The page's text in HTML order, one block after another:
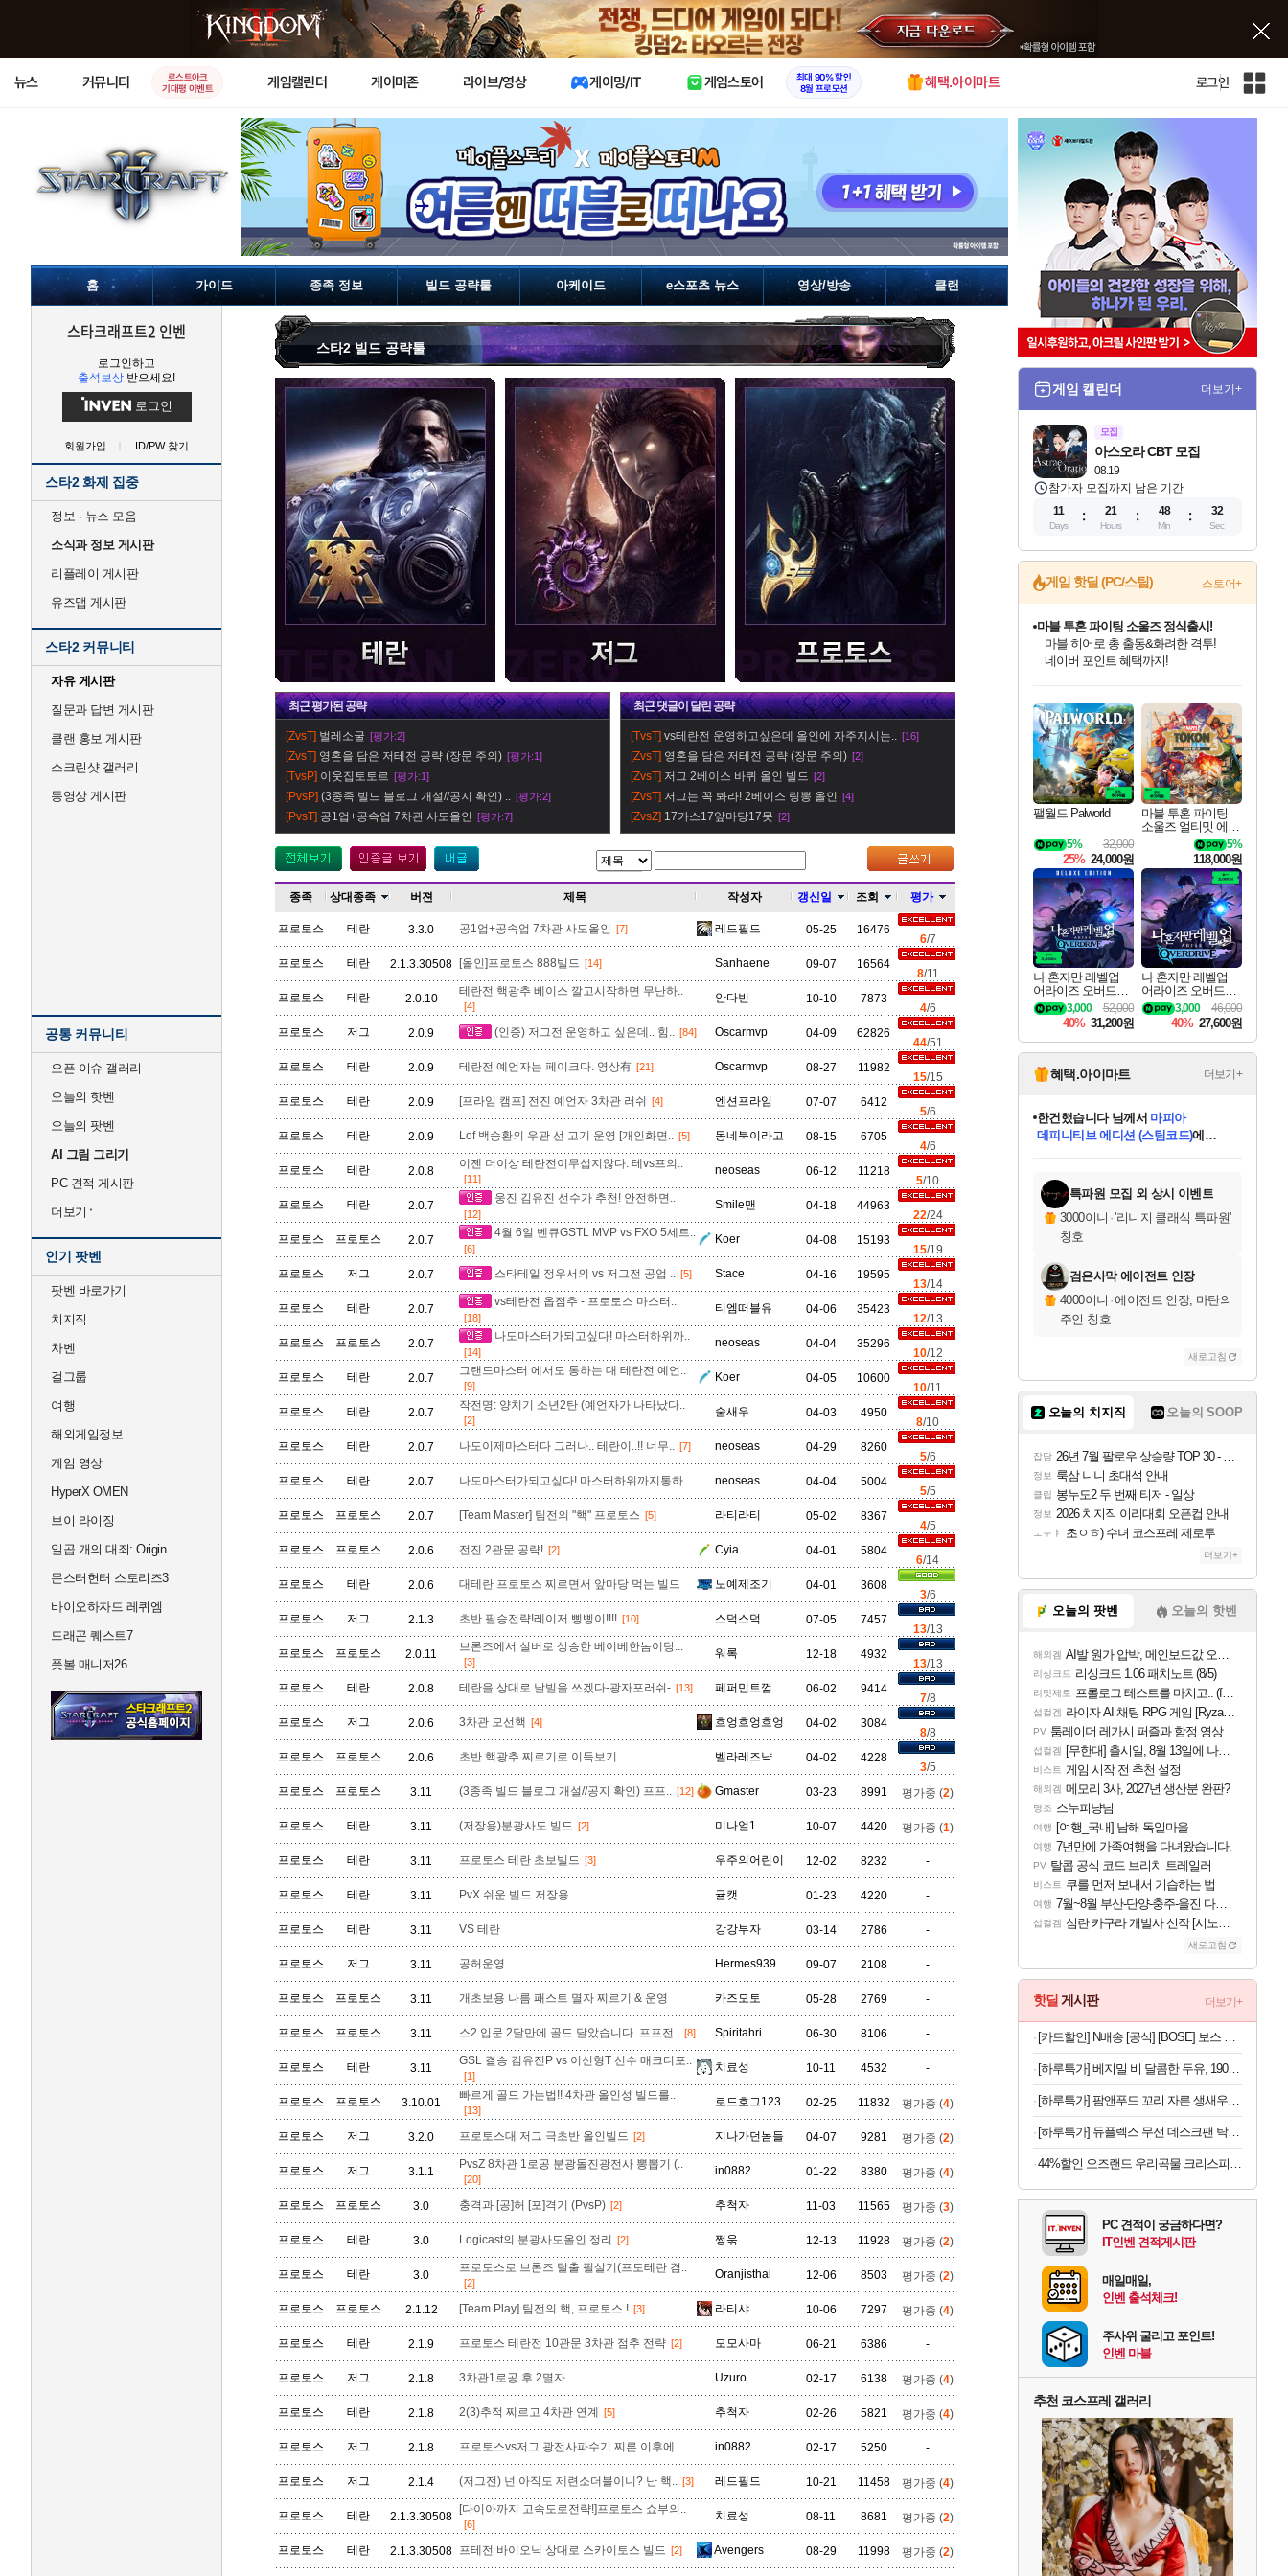
X
뉴스 커뮤니티
로스트아크
기대평 이벤트
게임캘린더 게이머존 라이브/영상 게이밍/IT 게임스토어
최대 90% 할인
8월 프로모션
혜택.아이마트 로그인
인
홈 가이드 종족 정보 빌드 공략툴 아케이드 e스포츠 뉴스 영상/방송 클랜
스타크래프트2 인벤
로그인하고
출석보상 받으세요!
로그인
회원가입 ID/PW 찾기
스타2 화제 집중
정보 · 뉴스 모음
소식과 정보 게시판
리플레이 게시판
유즈맵 게시판
스타2 커뮤니티
자유 게시판
질문과 답변 게시판
클랜 홍보 게시판
스크린샷 갤러리
동영상 게시판
공통 커뮤니티
오픈 이슈 갤러리
오늘의 핫벤
오늘의 팟벤
AI 그림 그리기
PC 견적 게시판
더보기
인기 팟벤
팟벤 바로가기
치지직
차벤
걸그룹
여행
해외게임정보
게임 영상
HyperX OMEN
브이 라이징
일곱 개의 대죄: Origin
몬스터헌터 스토리즈3
바이오하자드 레퀴엠
드래곤 퀘스트7
풋볼 매니저26
스타2 빌드 공략툴
최근평가된 공략
[ZvsT] 벌레소굴 [평가:2]
[ZvsT] 영혼을 담은 저테전 공략 (장문 주의) [평가:1]
[TvsP] 이웃집토토르 [평가:1]
[PvsP] (3종족 빌드 블로그 개설//공지 확인) .. [평가:2]
[PvsT] 공1업+공속업 7차관 사도올인 [평가:7]
최근댓글이 달린공략
[TvsT] vs테란전 운영하고싶은데 올인에 자주지시는.. [16]
[ZvsT] 영혼을 담은 저테전 공략 (장문 주의) [2]
[ZvsT] 저그 2베이스 바퀴 올인 빌드 [2]
[ZvsT] 저그는 꼭 봐라! 2베이스 링뽕 올인 [4]
[ZvsZ] 17가스17앞마당17못 [2]
종족 상대종족 버젼 제목 작성자 갱신일 조회 평가
프로토스 테란 3.3.0 공1업+공속업 7차관 사도올인 [7] 레드필드 05-25 16476
6/7
프로토스
테란 2.1.3.30508 [올인]프로토스 888빌드 [14] Sanhaene 09-07 16564
8/11
프로토스
테란 2.0.10
테란전 핵광추 베이스 깔고시작하면 무난하..
[4]
안다빈 10-10 7873
4/6
프로토스
저그 2.0.9 (인증) 저그전 운영하고 싶은데.. 힘.. [84] Oscarmvp 04-09 62826
44/51
프로토스
테란 2.0.9 테란전 예언자는 페이크다. 영상有 [21] Oscarmvp 08-27 11982
15/15
프로토스
테란 2.0.9 [프라임 캠프] 전진 예언자 3차관 러쉬 [4] 엔션프라임 07-07 6412
5/6
프로토스
테란 2.0.9 Lof 백승환의 우관 선 고기 운영 [개인화면.. [5] 동네북이라고 08-15 6705
4/6
프로토스
테란 2.0.8
이젠 더이상 테란전이무섭지않다. 테vs프의..
[11]
neoseas 06-12 11218
5/10
프로토스
테란 2.0.7
웅진 김유진 선수가 추천! 안전하면..
[12]
Smile맨 04-18 44963
22/24
프로토스
프로토스 2.0.7
4월 6일 벤큐GSTL MVP vs FXO 5세트..
[6]
Koer 04-08 15193
15/19
프로토스
저그 2.0.7 스타테일 정우서의 vs 저그전 공업 .. [5] Stace 04-16 19595
13/14
프로토스
테란 2.0.7
vs테란전 옵점추 - 프로토스 마스터..
[18]
티엠떠블유 04-06 35423
12/13
프로토스
프로토스 2.0.7
나도마스터가되고싶다! 마스터하위까..
[14]
neoseas 04-04 35296
10/12
프로토스
테란 2.0.7
그랜드마스터 에서도 통하는 대 테란전 예언..
[9]
Koer 04-05 10600
10/11
프로토스
테란 2.0.7
작전명: 양치기 소년2탄 (예언자가 나타났다..
[2]
술새우 04-03 4950
8/10
프로토스
테란 2.0.7 나도이제마스터다 그러나.. 테란이..!! 너무.. [7] neoseas 04-29 8260
5/6
프로토스
테란 2.0.7 나도마스터가되고싶다! 마스터하위까지통하.. neoseas 04-04 5004
5/5
프로토스
프로토스 2.0.7 [Team Master] 팀전의 "핵" 프로토스 [5] 라티라티 05-02 8367
4/5
프로토스
프로토스 2.0.6 전진 2관문 공략! [2] Cyia 04-01 5804
6/14
프로토스
테란 2.0.6 대테란 프로토스 찌르면서 앞마당 먹는 빌드 노예제조기 04-01 3608
3/6
프로토스
저그 2.1.3 초반 필승전략!레이저 삥삥이!!!! [10] 스덕스덕 07-05 7457
13/13
프로토스
프로토스 2.0.11
브론즈에서 실버로 상승한 베이베한놈이당...
[3]
워록 12-18 4932
13/13
프로토스
테란 2.0.8 테란을 상대로 날빌을 쓰겠다-광자포러쉬- [13] 페퍼민트껌 06-02 9414
7/8
프로토스
저그 2.0.6 3차관 모선핵 [4] 흐엉흐엉흐엉 04-02 3084
8/8
프로토스
프로토스 2.0.6 초반 핵광추 찌르기로 이득보기 벨라레즈냑 04-02 4228
3/5
프로토스
프로토스 3.11 (3종족 빌드 블로그 개설//공지 확인) 프프.. [12] Gmaster 03-23 8991 평가중 (2)
프로토스 테란 3.11 (저장용)분광사도 빌드 [2] 미나얼1 10-07 4420 평가중 (1)
프로토스 테란 3.11 프로토스 테란 초보빌드 [3] 우주의어린이 12-02 8232 -
프로토스 테란 3.11 PvX 쉬운 빌드 저장용 귤캣 01-23 4220 -
프로토스 테란 3.11 VS 테란 강강부자 03-14 2786 -
프로토스 저그 3.11 공허운영 Hermes939 09-07 2108 -
프로토스 프로토스 3.11 개초보용 나름 패스트 멸자 찌르기 & 운영 카즈모토 05-28 2769 -
프로토스 프로토스 3.11 스2 입문 2달만에 골드 달았습니다. 프프전.. [8] Spiritahri 06-30 8106 -
프로토스 테란 3.11
GSL 결승 김유진P vs 이신형T 선수 매크디포..
[1]
치료성 10-11 4532 -
프로토스 프로토스 3.10.01
빠르게 골드 가는법!! 4차관 올인성 빌드를..
[13]
로드호그123 02-25 11832 평가중 (4)
프로토스 저그 3.2.0 프로토스대 저그 극초반 올인빌드 [2] 지나가던놈들 04-07 9281 평가중 (2)
프로토스 저그 3.1.1
PvsZ 8차관 1로공 분광돌진광전사 뽕뽑기 (..
[20]
in0882 01-22 8380 평가중 (4)
프로토스 프로토스 3.0 충격과 [공]허 [포]격기 (PvsP) [2] 추척자 11-03 11565 평가중 (3)
프로토스 테란 3.0 Logicast의 분광사도올인 정리 [2] 쩡욲 12-13 11928 평가중 (2)
프로토스 테란 3.0
프로토스로 브론즈 탈출 필살기(프토테란 겸..
[2]
Oranjisthal 12-06 8503 평가중 (2)
프로토스 프로토스 2.1.12 [Team Play] 팀전의 핵, 프로토스 ! [3] 라티샤 10-06 7297 평가중 (4)
프로토스 테란 2.1.9 프로토스 테란전 10관문 3차관 점추 전략 [2] 모모사마 06-21 6386 -
프로토스 저그 2.1.8 3차관1로공 후 2멸자 Uzuro 02-17 6138 평가중 (4)
프로토스 테란 2.1.8 2(3)추적 찌르고 4차관 연계 [5] 추척자 02-26 5821 평가중 (4)
프로토스 저그 2.1.8 프로토스vs저그 광전사파수기 찌른 이후에 .. in0882 02-17 5250 -
프로토스 저그 2.1.4 (저그전) 넌 아직도 제련소더블이니? 난 핵.. [3] 레드필드 10-21 11458 평가중 (4)
프로토스 테란 2.1.3.30508
[다이아까지 고속도로전략!]프로토스 쇼부의..
[6]
치료성 08-11 8681 평가중 (2)
프로토스 테란 2.1.3.30508 프테전 바이오닉 상대로 스카이토스 빌드 [2] Avengers 08-29 11998 평가중 (2)
게임 캘린더 더보기+
모집
08.19
아스오라 CBT 모집
참가자 모집까지 남은 기간
11
Days
21
Hours
48
Min
31
Sec
게임 핫딜 (PC/스팀) 스토어+
최대 90% 할인가를 만나보세요!
네이버혜택과 함께 만나보세요!
50%할인&추가 적립까지!
마블 투혼 파이팅 소울즈 정식출시!
마블 히어로 총 출동&화려한 격투!
네이버 포인트 혜택까지!
이니&베니 혜택까지!
네이버 혜택가와 함께 예약하세요!
할인&네이버혜택으로 만나보세요!
네이버페이 혜택과 만나보세요!
40주년 프로모션으로 만나보세요!
할인가에 만나보세요!
일부 에디션 상시 할인!
혜택으로 예약 판매 중
편안하게 충전하세요
팰월드 Palworld
32,000
5%
25% 24,000원
마블 투혼 파이팅
소울즈 얼티밋 에디
션 MARVEL Tokon
Fighting Souls Ultima
te Edition
5%
118,000원
나 혼자만 레벨업
어라이즈 오버드라
이브 디럭스 에디션
Solo Leveling Arise
Overdrive Deluxe Edi
tion
52,000
3,000
40% 31,200원
나 혼자만 레벨업
어라이즈 오버드라
이브 Solo Leveling A
rise
46,000
3,000
40% 27,600원
혜택.아이마트 더보기+
당첨되셨습니다.
당첨되셨습니다.
한건했습니다님께서 마피아
데피니티브 에디션 (스팀코드)에
당첨되셨습니다.
당첨되셨습니다.
당첨되셨습니다.
당첨되셨습니다.
에디션 (스팀코드)를 교환.
당첨되셨습니다.
당첨되셨습니다.
특파원 모집 외 상시 이벤트
3000이니 ·'리니지 클래식 특파원'
칭호
검은사막 에이전트 인장
4000이니 ·에이전트 인장, 마탄의
주인 칭호
새로고침
오늘의 치지직 오늘의 SOOP
잡담 26년 7월 팔로우 상승량 TOP 30 - 월간 치지직
정보 룩삼 니니 초대석 안내
클립 봉누도2 두 번째 티저 - 일상
정보 2026 치지직 이리대회 오픈컵 안내
ㅗㅜㅑ 초ㅇㅎ) 수녀 코스프레 제로투
더보기+
오늘의 팟벤 오늘의 핫벤
해외겜 AI발 원가 압박, 메인보드값 오르나
리싱크드 리싱크드 1.06 패치노트 (8/5)
리밋제로 프롤로그 테스트를 마치고.. (feat. 리아)
섭컬겜 라이자 AI 채팅 RPG 게임 [RyzaChat: AI] 공개
PV 툼레이더 레가시 퍼즐과 함정 영상
섭컬겜 [무한대] 출시일, 8월 13일에 나오나
비스트 게임 시작 전 추천 설정
해외겜 메모리 3사, 2027년 생산분 완판?
명조 스누피냥님
여행 [여행_국내] 남해 독일마을
여행 7년만에 가족여행을 다녀왔습니다.
PV 탈콥 공식 코드 브리치 트레일러
비스트 쿠를 먼저 보내서 기습하는 법
여행 7월~8월 부산-단양-충주-울진 다녀왔어요~
섭컬겜 섬란 카구라 개발사 신작 [시노비 넥서스] 연내 출시 예정
새로고침
핫딜 게시판 더보기+
[카드할인] N배송 [공식] [BOSE] 보스 QC 울트라 헤드폰 2세대 데저트 골드
[하루특가] 베지밀 비 달콤한 두유, 190ml, 16개
[하루특가] 팜앤푸드 꼬리 자른 생새우살 61~70입 (냉동)
[하루특가] 듀플렉스 무선 데스크팬 탁상용 선풍기
44%할인 오즈랜드 우리곡물 크리스피롤 23곡, 660g, 1박스
PC 견적이 궁금하다면?
IT인벤 견적게시판
매일매일,
인벤 출석체크!
주사위 굴리고 포인트!
인벤 마블
추천 코스프레 갤러리